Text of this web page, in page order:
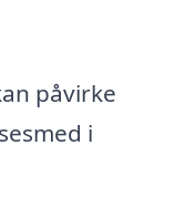
påvirke
i